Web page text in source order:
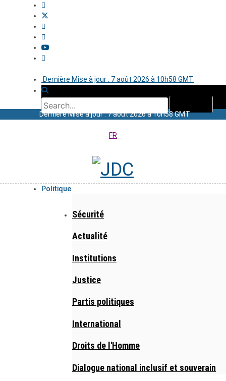
Dernière Mise à jour : 7 août 2026 à 10h58 GMT
Dernière Mise à jour : 7 août 2026 à 10h58 GMT
FR
Politique
Sécurité
Actualité
Institutions
Justice
Partis politiques
International
Droits de l'Homme
Dialogue national inclusif et souverain